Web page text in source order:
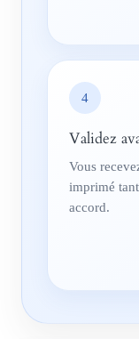
4
Validez
Vous
imprimé
accord.